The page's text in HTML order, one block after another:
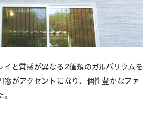
イと質感が異なる2種類のガルバリウムを
窓がアクセントになり、個性豊かなファ
。